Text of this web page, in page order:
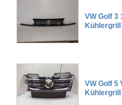
VW Golf 3
VW Golf 5